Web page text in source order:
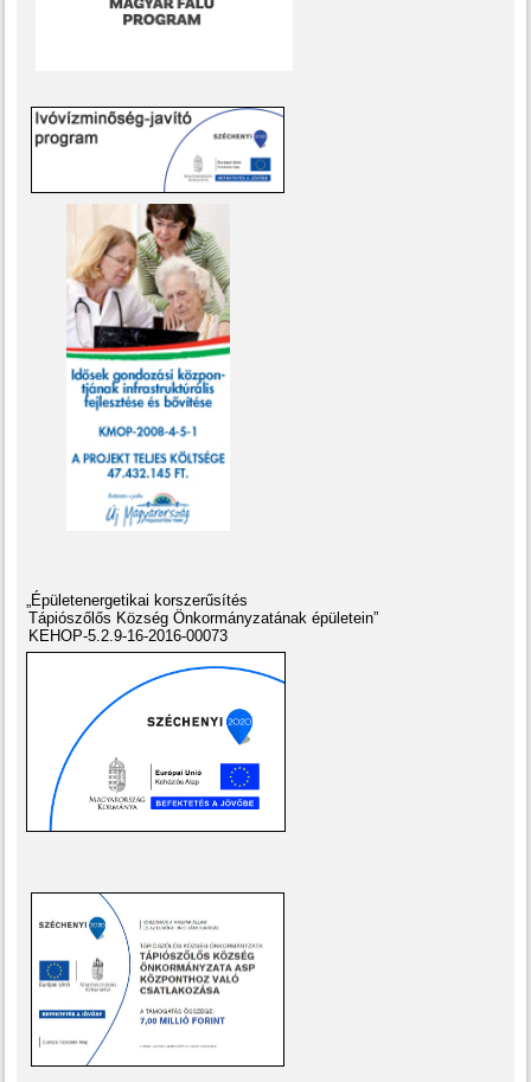
„Épületenergetikai korszerűsítés
Tápiószőlős Község Önkormányzatának épületein”
KEHOP-5.2.9-16-2016-00073